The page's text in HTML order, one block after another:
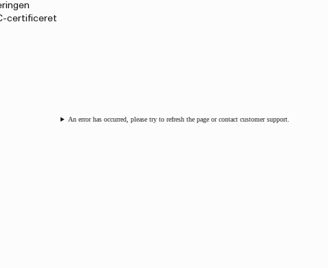
certificeret
An error has occurred, please try to refresh the page or contact customer support.